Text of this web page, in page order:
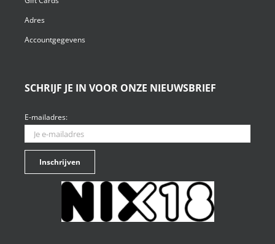
Adres
Accountgegevens
SCHRIJF JE IN VOOR ONZE NIEUWSBRIEF
E-mailadres: